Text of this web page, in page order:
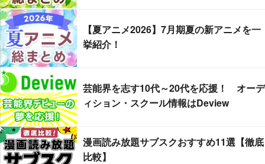
【夏アニメ2026】7月期夏の新アニメを一
挙紹介！
芸能界を志す10代～20代を応援！ オーデ
ィション・スクール情報はDeview
漫画読み放題サブスクおすすめ11選【徹底
比較】